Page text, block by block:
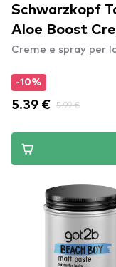
Schwarzkopf
Aloe Boost
Creme e spray per
-10%
5.39 € 5.99 €